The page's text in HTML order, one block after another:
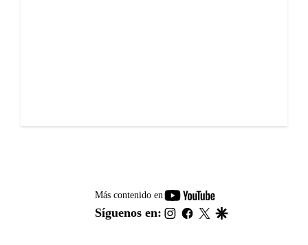
Más contenido en
youtube-
footer
Síguenos en: instagram
facebook
twitter